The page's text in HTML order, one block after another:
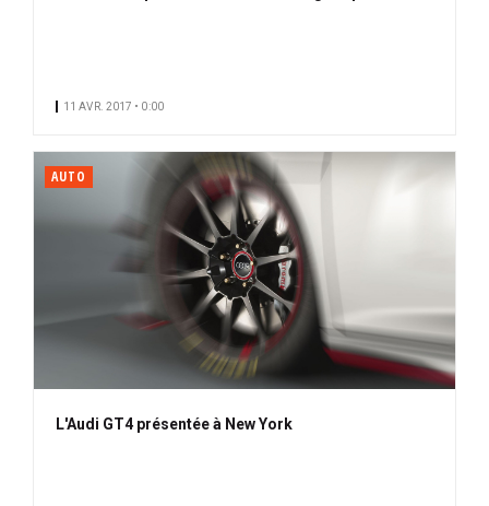
11 AVR. 2017 • 0:00
AUTO
L'Audi GT4 présentée à New York